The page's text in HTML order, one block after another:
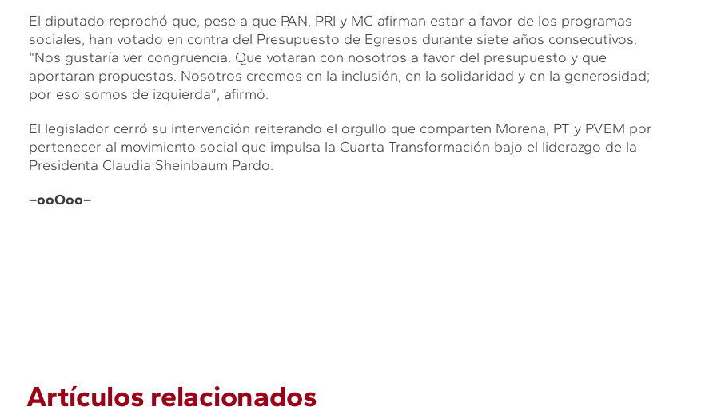
El diputado reprochó que, pese a que PAN, PRI y MC afirman estar a favor de los programas
sociales, han votado en contra del Presupuesto de Egresos durante siete años consecutivos.
“Nos gustaría ver congruencia. Que votaran con nosotros a favor del presupuesto y que
aportaran propuestas. Nosotros creemos en la inclusión, en la solidaridad y en la generosidad;
por eso somos de izquierda”, afirmó.
El legislador cerró su intervención reiterando el orgullo que comparten Morena, PT y PVEM por
pertenecer al movimiento social que impulsa la Cuarta Transformación bajo el liderazgo de la
Presidenta Claudia Sheinbaum Pardo.
–ooOoo–
Artículos relacionados